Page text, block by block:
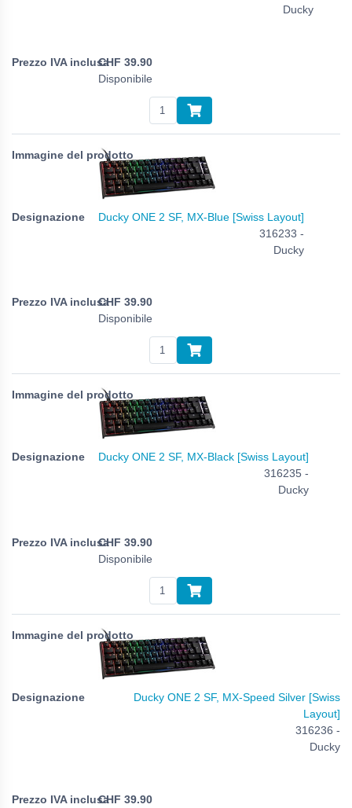
Ducky
CHF 39.90
Disponibile
Ducky ONE 2 SF, MX-Blue [Swiss Layout]
316233 -
Ducky
CHF 39.90
Disponibile
Ducky ONE 2 SF, MX-Black [Swiss Layout]
316235 -
Ducky
CHF 39.90
Disponibile
Ducky ONE 2 SF, MX-Speed Silver [Swiss
Layout]
316236 -
Ducky
CHF 39.90